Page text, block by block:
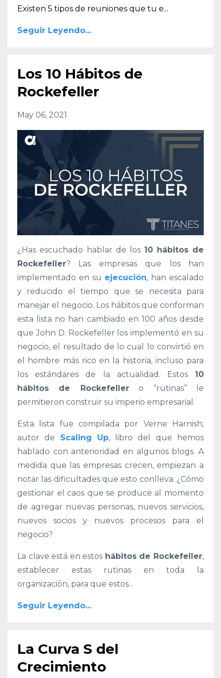
Existen 5 tipos de reuniones que tu e...
Seguir Leyendo...
Los 10 Hábitos de
Rockefeller
May 06, 2021
¿Has escuchado hablar de los 10 hábitos de
Rockefeller? Las empresas que los han
implementado en su ejecución, han escalado
y reducido el tiempo que se necesita para
manejar el negocio. Los hábitos que conforman
esta lista no han cambiado en 100 años desde
que John D. Rockefeller los implementó en su
negocio, el resultado de lo cual lo convirtió en
el hombre más rico en la historia, incluso para
los estándares de la actualidad. Estos 10
hábitos de Rockefellero “rutinas” le
permitieron construir su imperio empresarial.
Esta lista fue compilada por Verne Harnish,
autor de Scaling Up, libro del que hemos
hablado con anterioridad en algunos blogs. A
medida que las empresas crecen, empiezan a
notar las dificultades que esto conlleva. ¿Cómo
gestionar el caos que se produce al momento
de agregar nuevas personas, nuevos servicios,
nuevos socios y nuevos procesos para el
negocio?
La clave está en estos hábitos de Rockefeller,
establecer estas rutinas en toda la
organización, para que estos...
Seguir Leyendo...
La Curva S del
Crecimiento